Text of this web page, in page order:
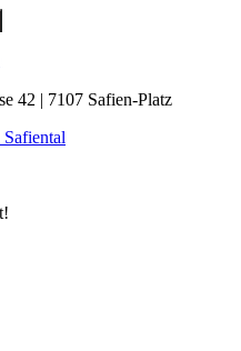
42 | 7107 Safien-Platz